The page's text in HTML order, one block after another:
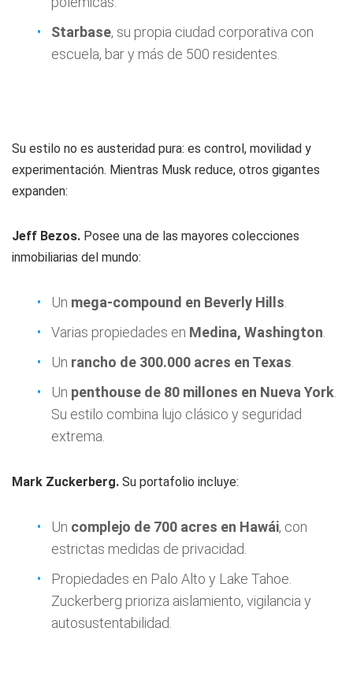
Starbase, su propia ciudad corporativa con
escuela, bar y más de 500 residentes.
Su estilo no es austeridad pura: es control, movilidad y
experimentación. Mientras Musk reduce, otros gigantes
expanden:
Jeff Bezos. Posee una de las mayores colecciones
inmobiliarias del mundo:
Un mega-compound en Beverly Hills
Varias propiedades en Medina, Washington
Un rancho de 300.000 acres en Texas
Un penthouse de 80 millones en Nueva York
Su estilo combina lujo clásico y seguridad
extrema.
Mark Zuckerberg. Su portafolio incluye:
Un complejo de 700 acres en Hawái, con
estrictas medidas de privacidad.
Propiedades en Palo Alto y Lake Tahoe.
Zuckerberg prioriza aislamiento, vigilancia y
autosustentabilidad.